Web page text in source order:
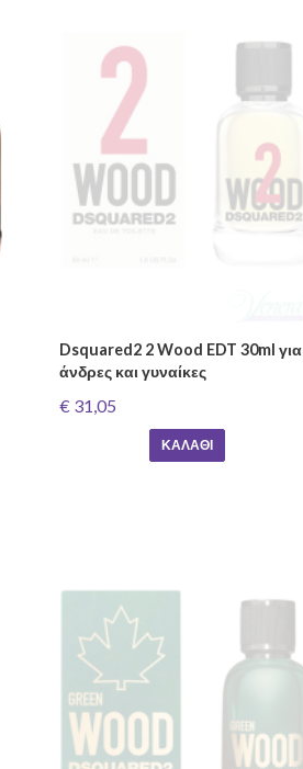
Dsquared2 2 Wood EDT 30ml για
άνδρες και γυναίκες
€ 31,05
ΚΑΛΆΘΙ